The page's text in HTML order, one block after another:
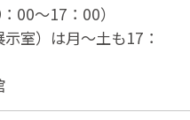
00～17：00）
室）は月～土も17：